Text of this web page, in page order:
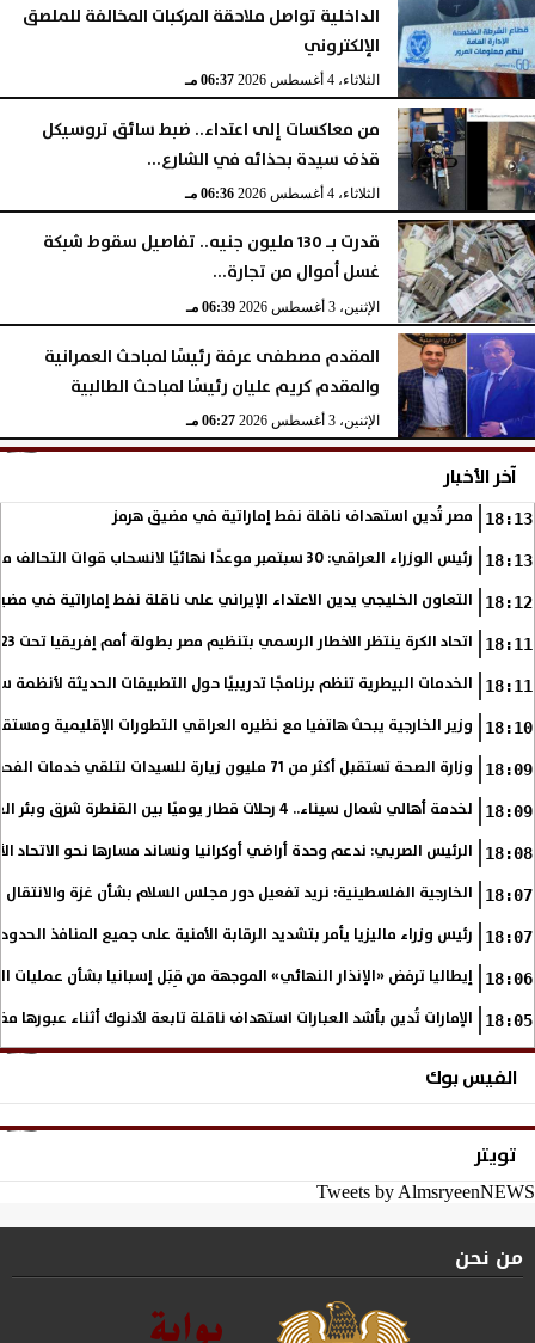
الداخلية تواصل ملاحقة المركبات المخالفة للملصق
الإلكتروني
الثلاثاء، 4 أغسطس 2026 06:37 مـ
من معاكسات إلى اعتداء.. ضبط سائق تروسيكل
قذف سيدة بحذائه في الشارع...
الثلاثاء، 4 أغسطس 2026 06:36 مـ
قدرت بـ 130 مليون جنيه.. تفاصيل سقوط شبكة
غسل أموال من تجارة...
الإثنين، 3 أغسطس 2026 06:39 مـ
المقدم مصطفى عرفة رئيسًا لمباحث العمرانية
والمقدم كريم عليان رئيسًا لمباحث الطالبية
الإثنين، 3 أغسطس 2026 06:27 مـ
آخر الأخبار
18:13 مصر تُدين استهداف ناقلة نفط إماراتية في مضيق هرمز
18:13 رئيس الوزراء العراقي: 30 سبتمبر موعدًا نهائيًا لانسحاب قوات التحالف من العراق
18:12 التعاون الخليجي يدين الاعتداء الإيراني على ناقلة نفط إماراتية في
18:11 اتحاد الكرة ينتظر الاخطار الرسمي بتنظيم مصر بطولة أمم إفريقيا تحت 23 عاما
18:11 الخدمات البيطرية تنظم برنامجًا تدريبيًا حول التطبيقات الحديثة لأنظمة
18:10 وزير الخارجية يبحث هاتفيا مع نظيره العراقي التطورات الإقليمية
18:09 وزارة الصحة تستقبل أكثر من 71 مليون زيارة للسيدات لتلقي خدمات الفحص والتوعية
18:09 لخدمة أهالي شمال سيناء.. 4 رحلات قطار يوميًا بين القنطرة شرق وبئر العبد
18:08 الرئيس الصربي: ندعم وحدة أراضي أوكرانيا ونساند مسارها نحو الاتحاد
18:07 الخارجية الفلسطينية: نريد تفعيل دور مجلس السلام بشأن غزة
18:07 رئيس وزراء ماليزيا يأمر بتشديد الرقابة الأمنية على جميع المنافذ
18:06 إيطاليا ترفض «الإنذار النهائي» الموجهة من قِبَل إسبانيا بشأن عمليات
18:05 الإمارات تُدين بأشد العبارات استهداف ناقلة تابعة لأدنوك أثناء عبورها
الفيس بوك
تويتر
Tweets by AlmsryeenNEWS
من نحن